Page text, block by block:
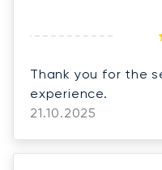
Thank you for the
experience.
21.10.2025